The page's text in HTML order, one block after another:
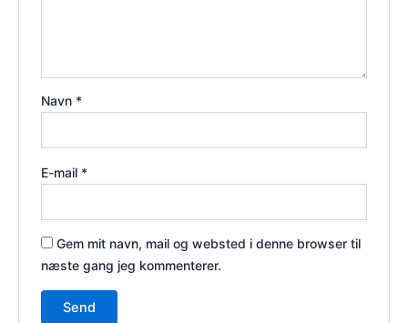
Navn *
E-mail *
Gem mit navn, mail og websted i denne browser til
næste gang jeg kommenterer.